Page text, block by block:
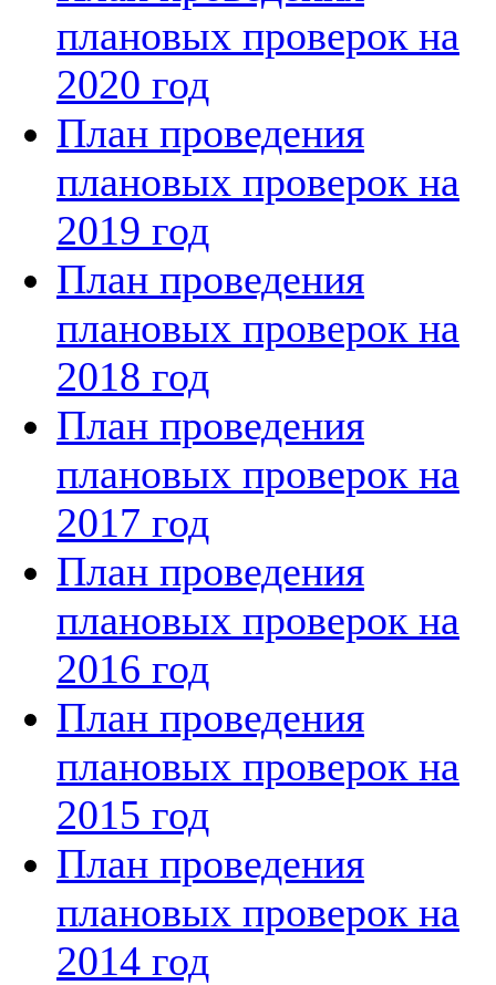
плановых проверок на
2020 год
План проведения
плановых проверок на
2019 год
План проведения
плановых проверок на
2018 год
План проведения
плановых проверок на
2017 год
План проведения
плановых проверок на
2016 год
План проведения
плановых проверок на
2015 год
План проведения
плановых проверок на
2014 год